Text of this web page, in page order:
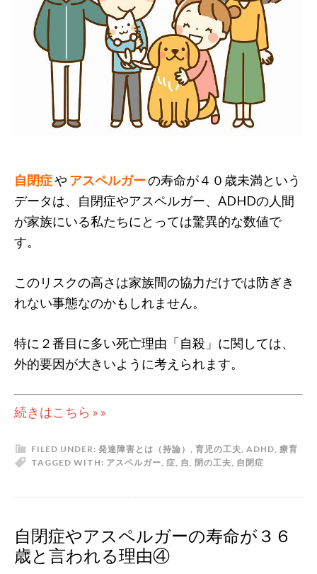
自閉症や アスペルガーの寿命が４０歳未満という
データは、自閉症やアスペルガー、ADHDの人間
が家族にいる私たちにとっては驚異的な数値で
す。
このリスクの高さは家族間の協力だけでは防ぎき
れない事態なのかもしれません。
特に２番目に多い死亡理由「自殺」に関しては、
外的要因が大きいように考えられます。
続きはこちら » »
FILED UNDER: 発達障害とは（持論） 育児の工夫 ADHD 療育
の工夫 自閉症
TAGGED WITH: アスペルガー 症 自 閉
自閉症やアスペルガーの寿命が３６
歳と言われる理由④